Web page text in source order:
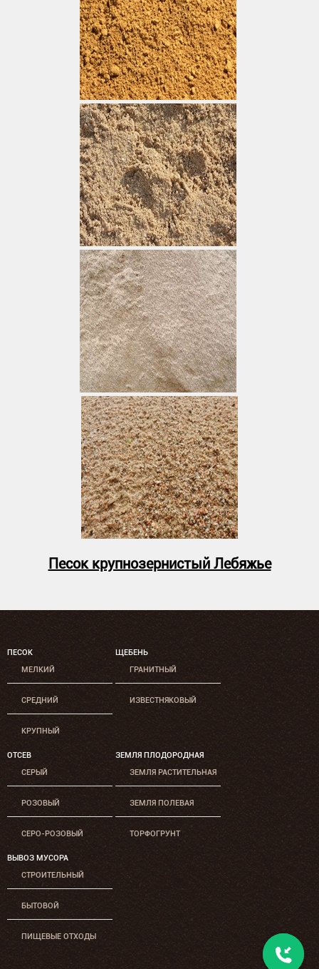
Песок крупнозернистый Лебяжье
ПЕСОК
МЕЛКИЙ
СРЕДНИЙ
КРУПНЫЙ
ЩЕБЕНЬ
ГРАНИТНЫЙ
ИЗВЕСТНЯКОВЫЙ
ОТСЕВ
СЕРЫЙ
РОЗОВЫЙ
СЕРО-РОЗОВЫЙ
ЗЕМЛЯ ПЛОДОРОДНАЯ
ЗЕМЛЯ РАСТИТЕЛЬНАЯ
ЗЕМЛЯ ПОЛЕВАЯ
ТОРФОГРУНТ
ВЫВОЗ МУСОРА
СТРОИТЕЛЬНЫЙ
БЫТОВОЙ
ПИЩЕВЫЕ ОТХОДЫ